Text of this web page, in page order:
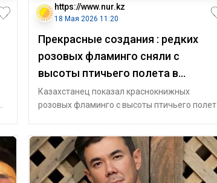
https://www.nur.kz
18 Мая 2026 11:20
Прекрасные создания : редких
розовых фламинго сняли с
высоты птичьего полета в
Акмолинской области (видео)
Казахстанец показал краснокнижных
розовых фламинго с высоты птичьего полета